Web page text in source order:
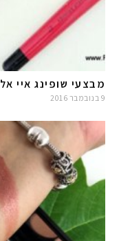
מבצעי שופינג איי אל 2016 | Shopping IL 2016
9 בנובמבר 2016